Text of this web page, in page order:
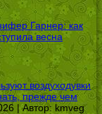
Гарнер: как
весна
воздуходувки
прежде чем
| Автор: kmveg